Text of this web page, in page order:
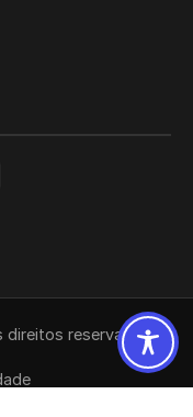
direitos reservados.